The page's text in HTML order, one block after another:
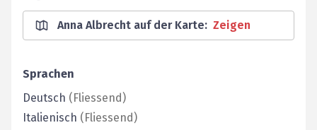
Anna Albrecht auf der Karte: Zeigen
Sprachen
Deutsch (Fliessend)
Italienisch (Fliessend)